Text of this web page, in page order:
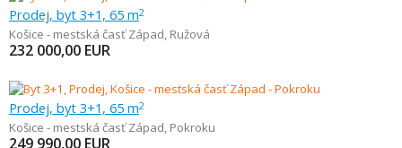
Prodej, byt 3+1, 65 m2
Košice - mestská časť Západ, Ružová
232 000,00 EUR
Prodej, byt 3+1, 65 m2
Košice - mestská časť Západ, Pokroku
249 990,00 EUR